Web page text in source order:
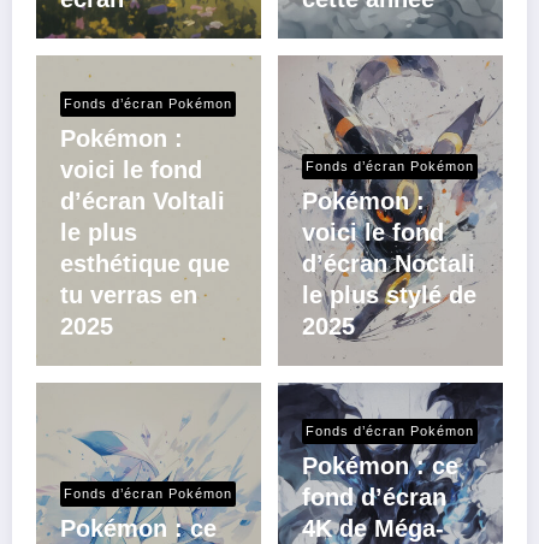
Fonds d’écran Pokémon
Pokémon :
voici le fond
d’écran Voltali
le plus
esthétique que
tu verras en
2025
Fonds d’écran Pokémon
Pokémon :
voici le fond
d’écran Noctali
le plus stylé de
2025
Fonds d’écran Pokémon
Pokémon : ce
Fonds d’écran Pokémon
Pokémon : ce
fond d’écran
4K de Méga-